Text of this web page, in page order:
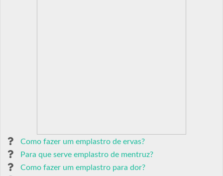
Como fazer um emplastro de ervas?
Para que serve emplastro de mentruz?
Como fazer um emplastro para dor?